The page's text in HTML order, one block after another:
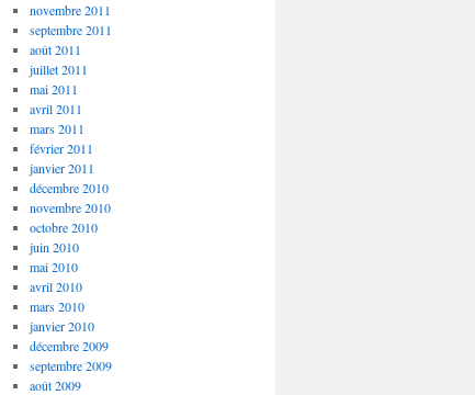
novembre 2011
septembre 2011
août 2011
juillet 2011
mai 2011
avril 2011
mars 2011
février 2011
janvier 2011
décembre 2010
novembre 2010
octobre 2010
juin 2010
mai 2010
avril 2010
mars 2010
janvier 2010
décembre 2009
septembre 2009
août 2009